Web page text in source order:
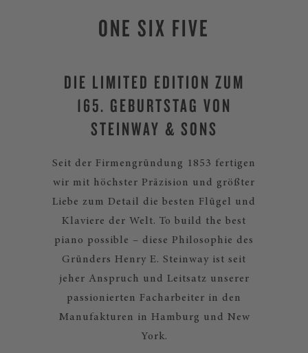
ONE SIX FIVE
DIE LIMITED EDITION ZUM
165. GEBURTSTAG VON
STEINWAY & SONS
Seit der Firmengründung 1853 fertigen
wir mit höchster Präzision und größter
Liebe zum Detail die besten Flügel und
Klaviere der Welt. To build the best
piano possible – diese Philosophie des
Gründers Henry E. Steinway ist seit
jeher Anspruch und Leitsatz unserer
passionierten Facharbeiter in den
Manufakturen in Hamburg und New
York.